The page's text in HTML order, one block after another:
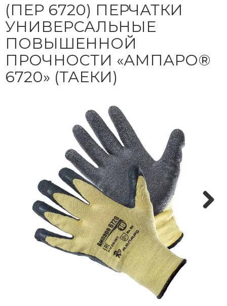
(ПЕР 6720) ПЕРЧАТКИ
УНИВЕРСАЛЬНЫЕ
ПОВЫШЕННОЙ
ПРОЧНОСТИ «АМПАРО®
6720» (ТАЕКИ)